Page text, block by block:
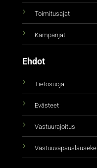
Toimitusajat
Kampanjat
Ehdot
Tietosuoja
Evästeet
Vastuurajoitus
Vastuuvapauslauseke